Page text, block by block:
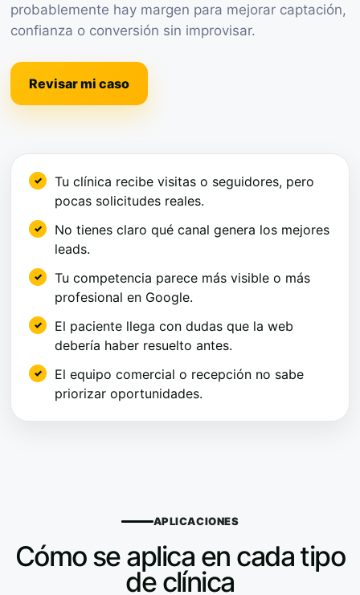
probablemente hay margen para mejorar captación,
confianza o conversión sin improvisar.
Revisar mi caso
Tu clínica recibe visitas o seguidores, pero
pocas solicitudes reales.
No tienes claro qué canal genera los mejores
leads.
Tu competencia parece más visible o más
profesional en Google.
El paciente llega con dudas que la web
debería haber resuelto antes.
El equipo comercial o recepción no sabe
priorizar oportunidades.
APLICACIONES
Cómo se aplica en cada tipo
de clínica